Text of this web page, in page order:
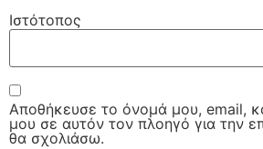
Ιστότοπος
Αποθήκευσε το όνομά μου, email,
μου σε αυτόν τον πλοηγό για την
θα σχολιάσω.